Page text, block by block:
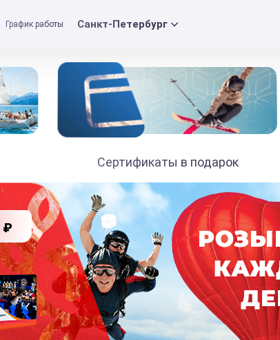
График работы Санкт-Петербург
Сертификаты в подарок
₽